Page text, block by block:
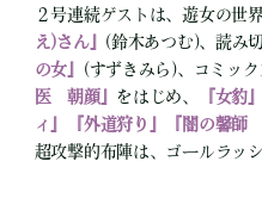
２号連続ゲストは、遊女の世
え)さん』 (鈴木あつむ)、読み
の女』 (すずきみら)、コミッ
医 朝顔』 をはじめ、
『女豹
ィ』『外道狩り』『闇の馨
超攻撃的布陣は、ゴールラッシ